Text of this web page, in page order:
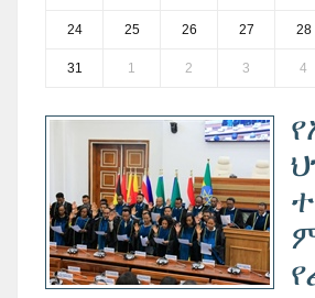
24 25 26 27 28
31 1 2 3 4